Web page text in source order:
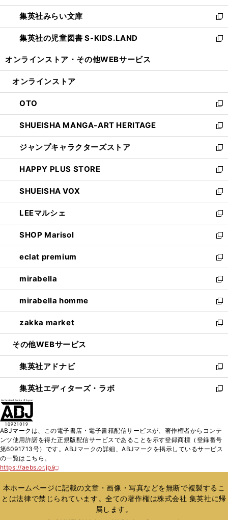
開
く
ウ
で
開
く
ン
ド
ウ
で
ウ
ィ
ン
ド
開
集英社みらい文庫
新
し
い
ン
ウ
で
開
く
集英社の児童図書 S-KIDS.LAND
新
ウ
ン
ド
ウ
で
開
く
オンラインストア・ その他WEBサービス
オンラインストア
OTO
新
し
い
ウ
ィ
ン
ド
ウ
で
開
く
SHUEISHA MANGA-ART HERITAGE
新
し
い
ウ
ィ
ン
ド
ウ
で
開
く
ジャンプキャラクターズストア
新
し
い
ウ
ィ
ン
ド
ウ
で
開
く
HAPPY PLUS STORE
新
し
い
ウ
ィ
ン
ド
ウ
で
開
く
SHUEISHA VOX
新
し
い
ウ
ィ
ン
ド
ウ
で
開
く
LEEマルシェ
新
し
い
ウ
ィ
ン
ド
ウ
で
開
く
SHOP Marisol
新
し
い
ウ
ィ
ン
ド
ウ
で
開
eclat premium
新
し
い
ウ
ィ
ン
ド
ウ
開
く
mirabella
新
し
い
ウ
ィ
ン
ウ
で
開
く
mirabella homme
新
し
い
ウ
ン
ド
ウ
で
zakka market
新
し
ウ
ィ
ン
ド
く
その他WEBサービス
集英社アドナビ
新
し
い
ド
ウ
で
集英社エディターズ・ラボ
新
ィ
ン
開
く
ABJマークは、この電子書店・電子書籍配信サービスが、著作権者からコンテ
ンツ使用許諾を得た正規版配信サービスであることを示す登録商標（登録番号
第6091713号）です。ABJマークの詳細、ABJマークを掲示しているサービス
の一覧はこちら。
https://aebs.or.jp/
新
い
ウ
ィ
本ホームページに記載の文章・画像・写真などを無断で複製するこ
とは法律で禁じられています。全ての著作権は株式会社 集英社に帰
属します。